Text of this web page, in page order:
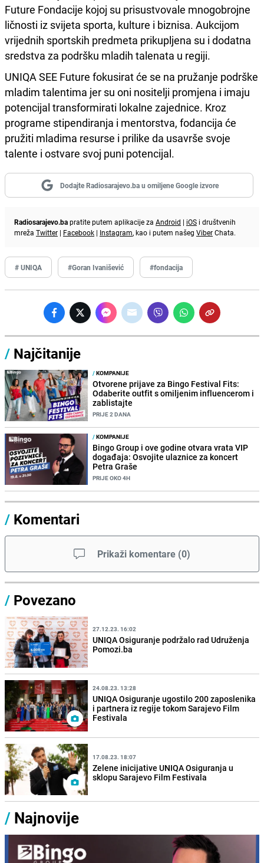
Future Fondacije kojoj su prisustvovale mnogobrojne
ličnosti iz svijeta sporta, kulture i biznisa. Aukcijom
vrijednih sportskih predmeta prikupljena su i dodatna
sredstva za podršku mladih talenata u regiji.
UNIQA SEE Future fokusirat će se na pružanje podrške
mladim talentima jer su oni nositelji promjena i imaju
potencijal transformirati lokalne zajednice. Kroz
programe stipendiranja i mentorstva, fodancija će
pružiti mladima resurse i prilike da usavrše svoje
talente i ostvare svoj puni potencijal.
Dodajte Radiosarajevo.ba u omiljene Google izvore
Radiosarajevo.bapratite putem aplikacije za Android | iOS i društvenih
mreža Twitter | Facebook | Instagram, kao i putem našeg ViberChata.
# UNIQA #Goran Ivanišević #fondacija
/ Najčitanije
/KOMPANIJE
Otvorene prijave za Bingo Festival Fits:
Odaberite outfit s omiljenim influencerom i
zablistajte
PRIJE 2 DANA
/KOMPANIJE
Bingo Group i ove godine otvara vrata VIP
događaja: Osvojite ulaznice za koncert
Petra Graše
PRIJE OKO 4H
/ Komentari
Prikaži komentare (0)
/ Povezano
27.12.23. 16:02
UNIQA Osiguranje podržalo rad Udruženja
Pomozi.ba
24.08.23. 13:28
UNIQA Osiguranje ugostilo 200 zaposlenika
i partnera iz regije tokom Sarajevo Film
Festivala
17.08.23. 18:07
Zelene inicijative UNIQA Osiguranja u
sklopu Sarajevo Film Festivala
/ Najnovije